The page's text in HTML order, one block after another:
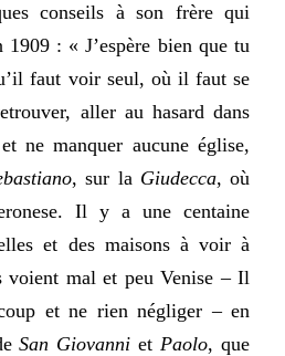
conseils à son frère qui
1909 : « J’espère bien que tu
faut voir seul, où il faut se
aller au hasard dans
ne manquer aucune église,
, sur la Giudecca, où
Il y a une centaine
et des maisons à voir à
voient mal et peu Venise – Il
et ne rien négliger – en
San Giovanni etPaolo, que